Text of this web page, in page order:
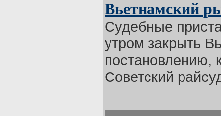
Вьетнамский
Судебные
утром закрыть
постановлению,
Советский